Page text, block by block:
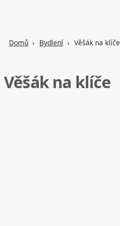
Domů Bydlení Věšák na klíče
Věšák na klíče